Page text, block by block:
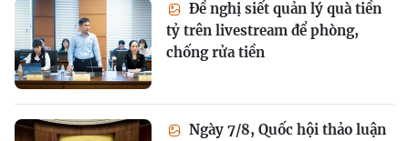
Đề nghị siết quản lý quà tiền
tỷ trên livestream để phòng,
chống rửa tiền
Ngày 7/8, Quốc hội thảo luận